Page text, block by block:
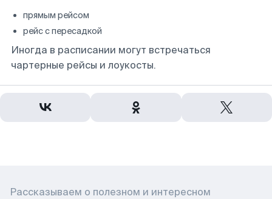
прямым рейсом
рейс с пересадкой
Иногда в расписании могут встречаться
чартерные рейсы и лоукосты.
Рассказываем о полезном и интересном